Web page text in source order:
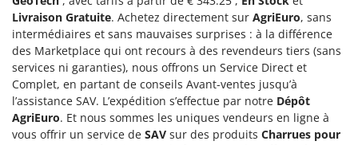
Godets à terre basculants pour tracteur
Groupes électrogènes
Gyrobroyeurs à lame pour tracteur
H
Haches - Cognées et Hachettes
Hachoirs à viande
Dreame
E
EcoFlow
Edilmark
Effeuno
Einhell
Livraison Gratuite. Achetez directement sur AgriEuro, sans
intermédiaires et sans mauvaises surprises : à la différence
des Marketplace qui ont recours à des revendeurs tiers (sans
services ni garanties), nous offrons un Service Direct et
Complet, en partant de conseils Avant-ventes jusqu’à
l’assistance SAV. L’expédition s’effectue par notre Dépôt
AgriEuro. Et nous sommes les uniques vendeurs en ligne à
vous offrir un service de SAV sur des produits Charrues pour